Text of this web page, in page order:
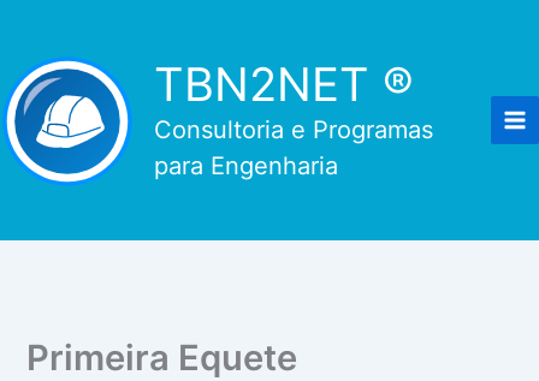
conteúdo
TBN2NET ®
Consultoria e Programas
para Engenharia
Primeira Equete